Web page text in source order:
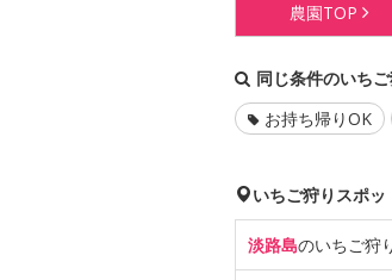
農園TOP
同じ条件のいち
お持ち帰りOK
いちご狩りスポッ
淡路島のいちご狩